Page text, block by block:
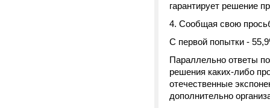
гарантирует решение
4. Сообщая свою
С первой попытки -
Параллельно ответы
решения каких-либо
отечественные
дополнительно